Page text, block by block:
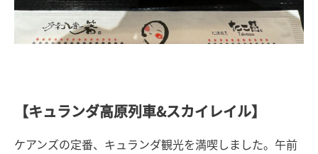
【キュランダ高原列車&スカイレイル】
ケアンズの定番、キュランダ観光を満喫しました。午前